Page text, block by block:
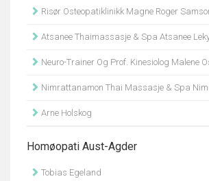
Risør Osteopatiklinikk Magne Roger
Atsanee Thaimassasje & Spa Atsanee
Neuro-Trainer Og Prof. Kinesiolog Malene
Nimrattanamon Thai Massasje & Spa
Arne Holskog
Homøopati Aust-Agder
Tobias Egeland